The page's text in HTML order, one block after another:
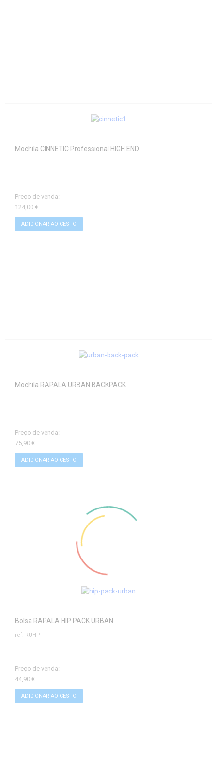
Mochila CINNETIC Professional HIGH END
Preço de venda:
124,00 €
Mochila RAPALA URBAN BACKPACK
Preço de venda:
75,90 €
Bolsa RAPALA HIP PACK URBAN
ref. RUHP
Preço de venda:
44,90 €